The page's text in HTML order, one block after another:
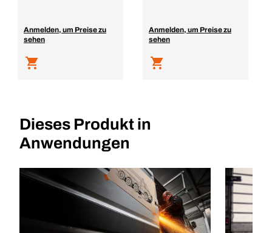
Anmelden, um Preise zu
sehen
Anmelden, um Preise zu
sehen
Dieses Produkt in
Anwendungen